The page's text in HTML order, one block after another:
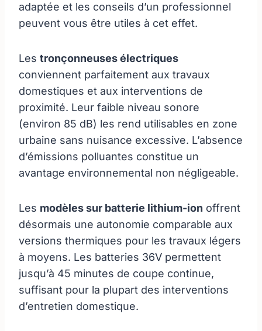
adaptée et les conseils d’un professionnel
peuvent vous être utiles à cet effet.
Les tronçonneuses électriques
conviennent parfaitement aux travaux
domestiques et aux interventions de
proximité. Leur faible niveau sonore
(environ 85 dB) les rend utilisables en zone
urbaine sans nuisance excessive. L’absence
d’émissions polluantes constitue un
avantage environnemental non négligeable.
Les modèles sur batterie lithium-ion offrent
désormais une autonomie comparable aux
versions thermiques pour les travaux légers
à moyens. Les batteries 36V permettent
jusqu’à 45 minutes de coupe continue,
suffisant pour la plupart des interventions
d’entretien domestique.